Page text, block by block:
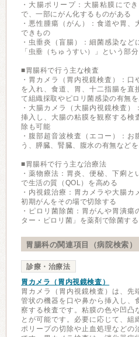
・大腸ポリープ：大腸粘膜にで
で、一部にがん化するものがある
・悪性腫瘍（がん）：食道や胃
できもの
・虫垂炎（盲腸）：細菌感染な
「虫垂（ちゅうすい）」という部
■胃腸科で行う主な検査
・胃カメラ（胃内視鏡検査）：
を入れ、食道、胃、十二指腸を直
て組織採取やピロリ菌感染の有無
・大腸カメラ（大腸内視鏡検査）
挿入し、大腸の粘膜を観察する検
除も可能
・腹部超音波検査（エコー）：
う、膵臓、腎臓、腹水の有無など
■胃腸科で行う主な治療法
・薬物療法：胃炎、便秘、下痢と
で生活の質（QOL）を高める
・内視鏡治療：胃カメラや大腸
初期がんをその場で切除する
・ピロリ菌除菌：胃がんや胃潰瘍
ター・ピロリ菌」を薬剤で除菌する
胃腸科の関連項目（病院検索）
診療・治療法
胃カメラ（胃内視鏡検査）
胃カメラ（胃内視鏡検査）は、先
管状の機器を口や鼻から挿入し、
察する検査です。粘膜の色や凹凸
とが可能です。必要に応じて、組
ポリープの切除や止血処理などの